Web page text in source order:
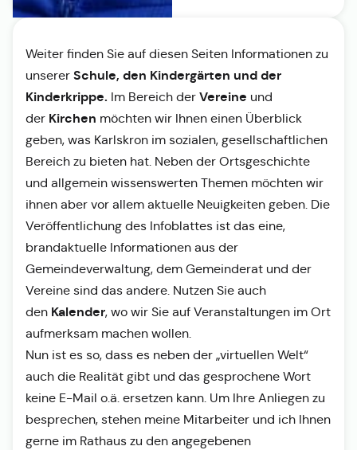
Weiter finden Sie auf diesen Seiten Informationen zu
unserer Schule, den Kindergärten und der
Kinderkrippe. Im Bereich der Vereine und
der Kirchen möchten wir Ihnen einen Überblick
geben, was Karlskron im sozialen, gesellschaftlichen
Bereich zu bieten hat. Neben der Ortsgeschichte
und allgemein wissenswerten Themen möchten wir
ihnen aber vor allem aktuelle Neuigkeiten geben. Die
Veröffentlichung des Infoblattes ist das eine,
brandaktuelle Informationen aus der
Gemeindeverwaltung, dem Gemeinderat und der
Vereine sind das andere. Nutzen Sie auch
den Kalender, wo wir Sie auf Veranstaltungen im Ort
aufmerksam machen wollen.
Nun ist es so, dass es neben der „virtuellen Welt“
auch die Realität gibt und das gesprochene Wort
keine E-Mail o.ä. ersetzen kann. Um Ihre Anliegen zu
besprechen, stehen meine Mitarbeiter und ich Ihnen
gerne im Rathaus zu den angegebenen